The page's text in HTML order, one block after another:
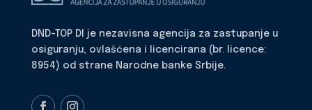
DND-TOP DI je nezavisna agencija za zastupanje u
osiguranju, ovlašćena i licencirana (br. licence:
8954) od strane Narodne banke Srbije.